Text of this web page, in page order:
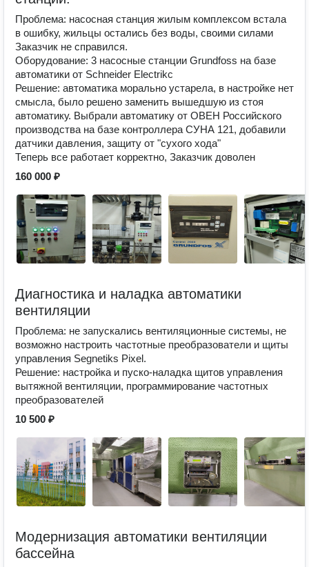
Проблема: насосная станция жилым комплексом встала
в ошибку, жильцы остались без воды, своими силами
Заказчик не справился.
Оборудование: 3 насосные станции Grundfoss на базе
автоматики от Schneider Electrikc
Решение: автоматика морально устарела, в настройке нет
смысла, было решено заменить вышедшую из стоя
автоматику. Выбрали автоматику от ОВЕН Российского
производства на базе контроллера СУНА 121, добавили
датчики давления, защиту от "сухого хода"
Теперь все работает корректно, Заказчик доволен
160 000 ₽
Диагностика и наладка автоматики
вентиляции
Проблема: не запускались вентиляционные системы, не
возможно настроить частотные преобразователи и щиты
управления Segnetiks Pixel.
Решение: настройка и пуско-наладка щитов управления
вытяжной вентиляции, программирование частотных
преобразователей
10 500 ₽
Модернизация автоматики вентиляции
бассейна